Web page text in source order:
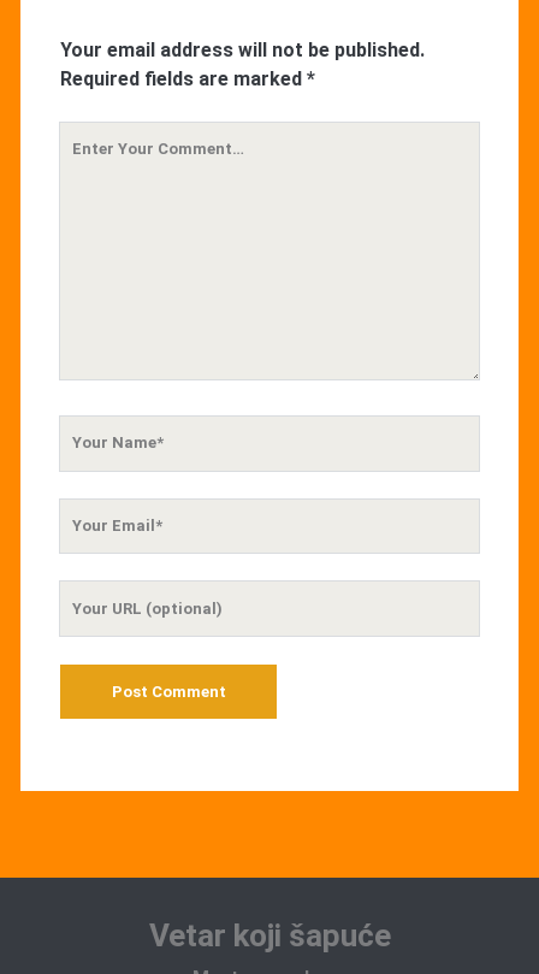
Your email address will not be published.
Required fields are marked *
Vetar koji šapuće